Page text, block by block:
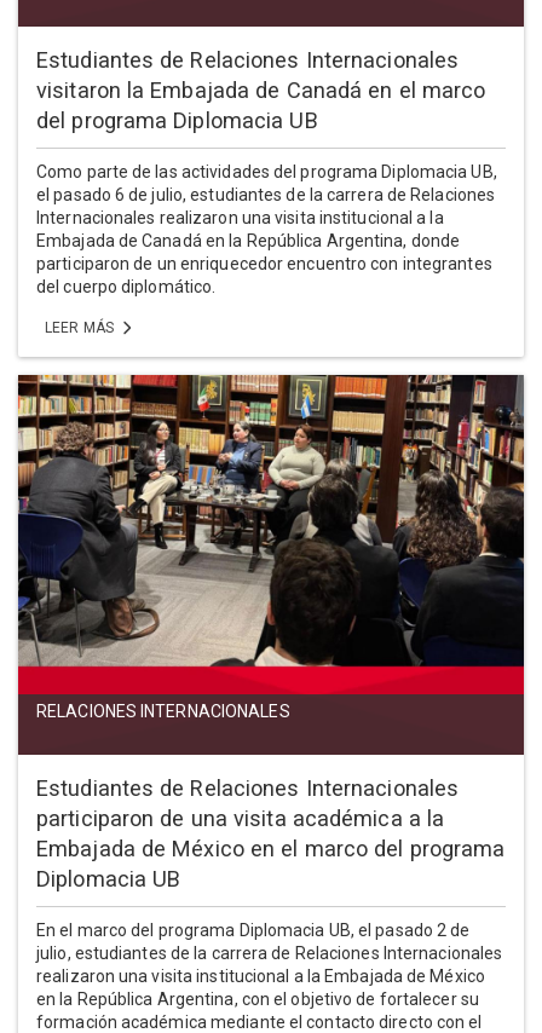
Estudiantes de Relaciones Internacionales
visitaron la Embajada de Canadá en el marco
del programa Diplomacia UB
Como parte de las actividades del programa Diplomacia UB,
el pasado 6 de julio, estudiantes de la carrera de Relaciones
Internacionales realizaron una visita institucional a la
Embajada de Canadá en la República Argentina, donde
participaron de un enriquecedor encuentro con integrantes
del cuerpo diplomático.
LEER MÁS
RELACIONES INTERNACIONALES
Estudiantes de Relaciones Internacionales
participaron de una visita académica a la
Embajada de México en el marco del programa
Diplomacia UB
En el marco del programa Diplomacia UB, el pasado 2 de
julio, estudiantes de la carrera de Relaciones Internacionales
realizaron una visita institucional a la Embajada de México
en la República Argentina, con el objetivo de fortalecer su
formación académica mediante el contacto directo con el